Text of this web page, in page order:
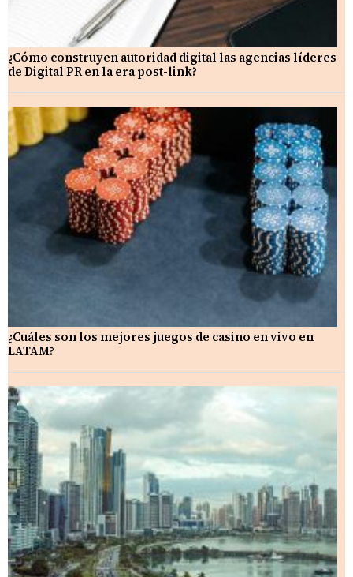
¿Cómo construyen autoridad digital las agencias líderes
de Digital PR en la era post-link?
¿Cuáles son los mejores juegos de casino en vivo en
LATAM?